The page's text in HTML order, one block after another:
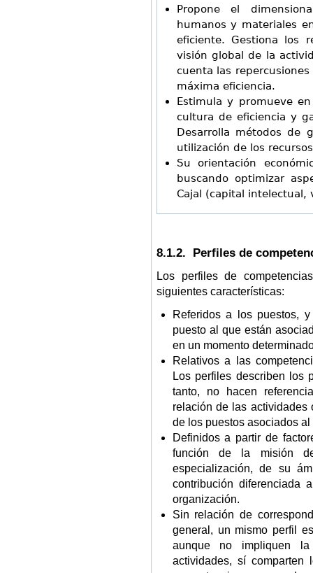
Propone el
humanos y materiales
eficiente. Gestiona los
visión global de la
cuenta las
máxima eficiencia.
Estimula y promueve
cultura de eficiencia y
Desarrolla métodos de
utilización de los
Su orientación
buscando optimizar
Cajal (capital intelectual,
8.1.2. Perfiles de
Los perfiles de
siguientes características:
Referidos a los puestos,
puesto al que están
en un momento
Relativos a las
Los perfiles describen los
tanto, no hacen
relación de las actividades
de los puestos asociados al
Definidos a partir de
función de la misión
especialización, de su
contribución diferenciada
organización.
Sin relación de
general, un mismo perfil
aunque no impliquen
actividades, sí comparten